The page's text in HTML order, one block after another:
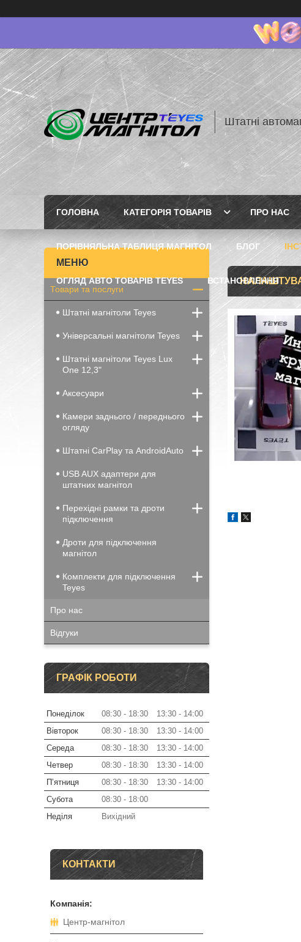
Штатні
ГОЛОВНА КАТЕГОРІЯ ТОВАРІВ ПРО НАС
ПОРІВНЯЛЬНА ТАБЛИЦЯ МАГНІТОЛ БЛОГ
ОГЛЯД АВТО ТОВАРІВ TEYES ВСТАНОВЛЕННЯ
Товари та послуги
Штатні магнітоли Teyes
Універсальні магнітоли Teyes
Штатні магнітоли Teyes Lux
One 12,3"
Аксесуари
Камери заднього / переднього
огляду
Штатні CarPlay та AndroidAuto
USB AUX адаптери для
штатних магнітол
Перехідні рамки та дроти
підключення
Дроти для підключення
магнітол
Комплекти для підключення
Teyes
Про нас
Відгуки
ГРАФІК РОБОТИ
Понеділок 08:30 18:30 13:30
14:00
Вівторок
08:30 18:30 13:30
14:00
Середа
08:30 18:30 13:30
14:00
Четвер
08:30 18:30 13:30
14:00
Пʼятниця
08:30 18:30 13:30
14:00
Субота
08:30
18:00
Неділя
Вихідний
КОНТАКТИ
Центр-магнітол